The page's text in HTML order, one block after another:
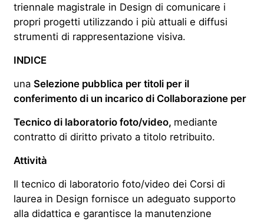
triennale magistrale in Design di comunicare i
propri progetti utilizzando i più attuali e diffusi
strumenti di rappresentazione visiva.
INDICE
una Selezione pubblica per titoli per il
conferimento di un incarico di Collaborazione per
Tecnico di laboratorio foto/video, mediante
contratto di diritto privato a titolo retribuito.
Attività
Il tecnico di laboratorio foto/video dei Corsi di
laurea in Design fornisce un adeguato supporto
alla didattica e garantisce la manutenzione